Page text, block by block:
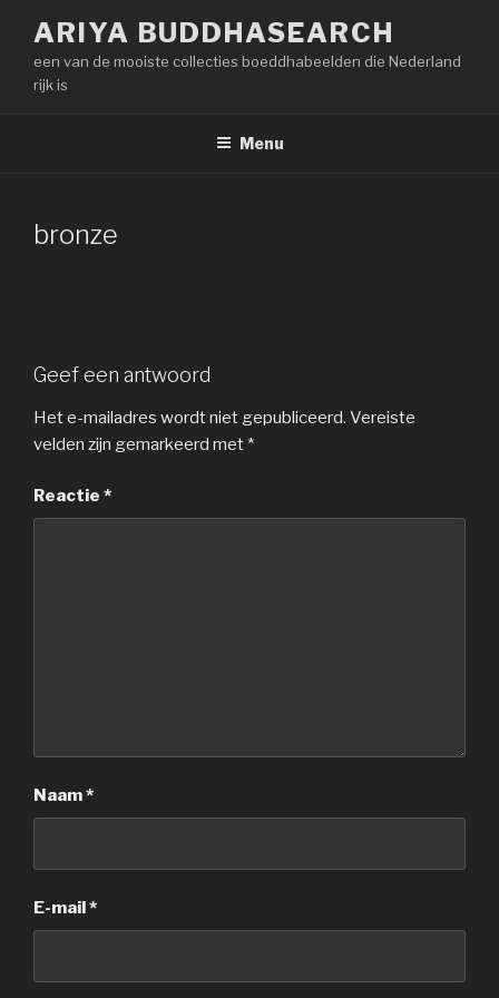
inhoud
springen
ARIYA BUDDHASEARCH
een van de mooiste collecties boeddhabeelden die Nederland
rijk is
Menu
bronze
Geef een antwoord
Het e-mailadres wordt niet gepubliceerd. Vereiste
velden zijn gemarkeerd met *
Reactie *
Naam*
E-mail*